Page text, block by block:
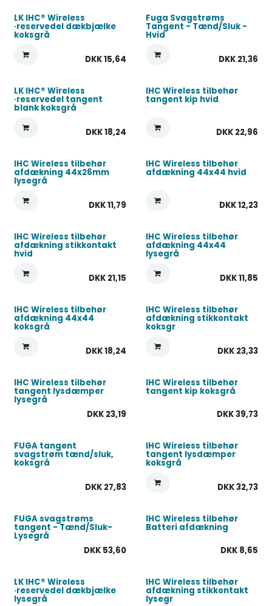
LK IHC® Wireless
·reservedel dækbjælke
koksgrå
DKK15,64
Fuga Svagstrøms
Tangent - Tænd/Sluk -
Hvid
DKK 21,36
LK IHC® Wireless
·reservedel tangent
blank koksgrå
DKK18,24
IHC Wireless tilbehør
tangent kip hvid
DKK 22,96
IHC Wireless tilbehør
afdækning 44x26mm
lysegrå
DKK11,79
IHC Wireless tilbehør
afdækning 44x44 hvid
DKK12,23
IHC Wireless tilbehør
afdækning stikkontakt
hvid
DKK 21,15
IHC Wireless tilbehør
afdækning 44x44
lysegrå
DKK11,85
IHC Wireless tilbehør
afdækning 44x44
koksgrå
DKK18,24
IHC Wireless tilbehør
afdækning stikkontakt
koksgr
DKK 23,33
IHC Wireless tilbehør
tangent lysdæmper
lysegrå
DKK 23,19
IHC Wireless tilbehør
tangent kip koksgrå
DKK39,73
FUGA tangent
svagstrøm tænd/sluk,
koksgrå
DKK 27,83
IHC Wireless tilbehør
tangent lysdæmper
koksgrå
DKK32,73
FUGA svagstrøms
tangent - Tænd/Sluk-
Lysegrå
DKK 53,60
IHC Wireless tilbehør
Batteri afdækning
DKK 8,65
LK IHC® Wireless
·reservedel dækbjælke
lysegrå
IHC Wireless tilbehør
afdækning stikkontakt
lysegr